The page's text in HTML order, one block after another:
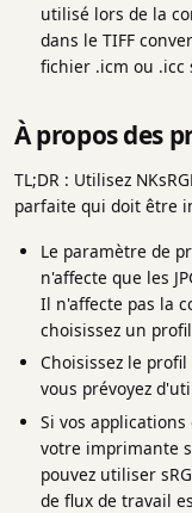
utilisé lors de la
dans le TIFF
fichier .icm ou .icc
À propos des
TL;DR : Utilisez
parfaite qui doit être
Le paramètre de
n'affecte que les
Il n'affecte pas la
choisissez un
Choisissez le
vous prévoyez
Si vos
votre imprimante
pouvez utiliser
de flux de travail